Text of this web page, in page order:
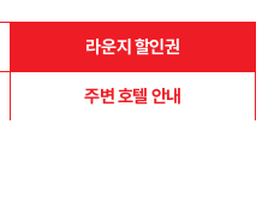
라운지 할인권
주변 호텔 안내